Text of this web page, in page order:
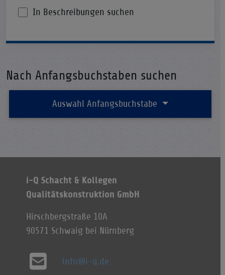
In Beschreibungen suchen
Nach Anfangsbuchstaben suchen
Auswahl Anfangsbuchstabe
i-Q Schacht & Kollegen
Qualitätskonstruktion GmbH
Hirschbergstraße 10A
90571 Schwaig bei Nürnberg
info@i-q.de